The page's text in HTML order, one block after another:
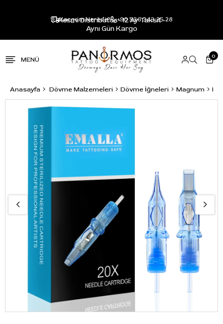
Resmi Distribütör - 12 Ay Taksit -
Aynı Gün Kargo
Kargom Nerede? +90 536 343 25 28
0
Anasayfa Dövme Malzemeleri Dövme İğneleri Magnum